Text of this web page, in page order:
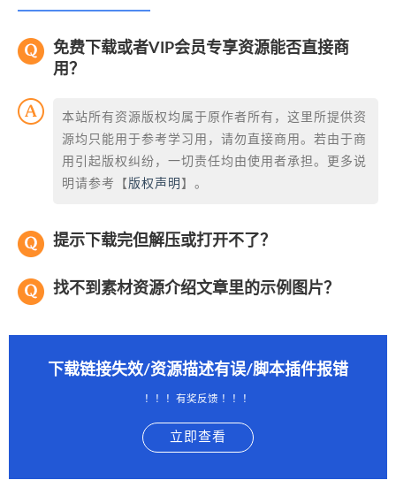
免费下载或者VIP会员专享资源能否直接商
用？
本站所有资源版权均属于原作者所有，这里所提供资
源均只能用于参考学习用，请勿直接商用。若由于商
用引起版权纠纷，一切责任均由使用者承担。更多说
明请参考【 版权声明 】。
提示下载完但解压或打开不了？
找不到素材资源介绍文章里的示例图片？
下载链接失效/资源描述有误/脚本插件报错
！！！有奖反馈 ！！！
立即查看